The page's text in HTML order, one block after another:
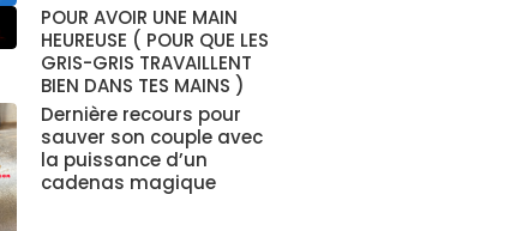
POUR AVOIR UNE MAIN
HEUREUSE ( POUR QUE LES
GRIS-GRIS TRAVAILLENT
BIEN DANS TES MAINS )
Dernière recours pour
sauver son couple avec
la puissance d’un
cadenas magique